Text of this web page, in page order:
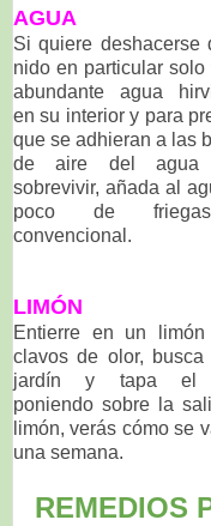
AGUA
Si quiere deshacerse
nido en particular solo
abundante agua
en su interior y para
que se adhieran a las
de aire del agua
sobrevivir, añada al
poco de
convencional.
LIMÓN
Entierre en un limón
clavos de olor, busca
jardín y tapa el
poniendo sobre la
limón, verás cómo se
una semana.
REMEDIOS